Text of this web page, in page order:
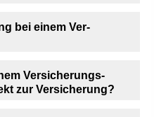
bei einem Ver­
Ver­sicherungs­
zur Versicherung?